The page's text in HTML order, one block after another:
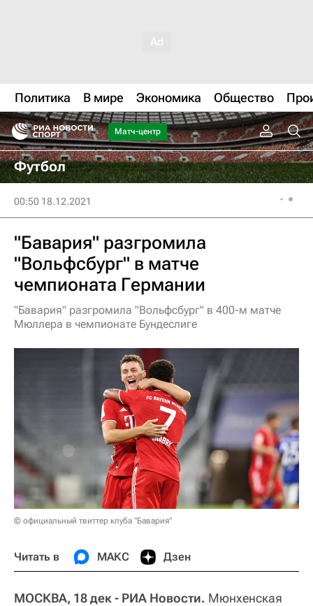
Политика В мире Экономика Общество
Матч-центр
Футбол
00:50 18.12.2021
"Бавария" разгромила
"Вольфсбург" в матче
чемпионата Германии
"Бавария" разгромила "Вольфсбург" в 400-м матче
Мюллера в чемпионате Бундеслиге
© официальный твиттер клуба "Бавария"
Читать в МАКС Дзен
МОСКВА, 18 дек - РИА Новости. Мюнхенская